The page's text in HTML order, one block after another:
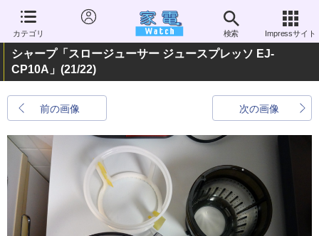
カテゴリ 検索 Impressサイト
シャープ「スロージューサー ジュースプレッソ EJ-
CP10A」 (21/22)
前の画像 次の画像